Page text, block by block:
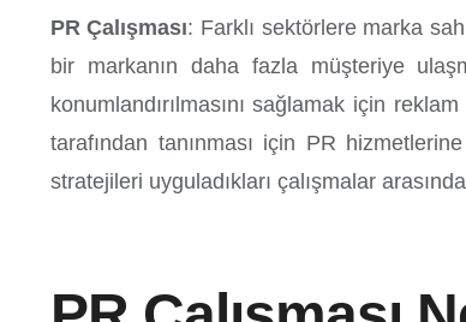
PR Çalışması: Farklı sektörlere marka
bir markanın daha fazla müşteriye
konumlandırılmasını sağlamak için
tarafından tanınması için PR
stratejileri uyguladıkları çalışmalar